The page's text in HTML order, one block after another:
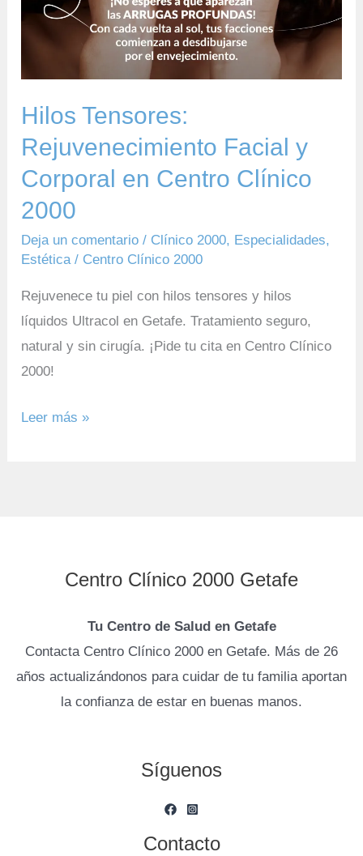
Hilos Tensores:
Rejuvenecimiento Facial y
Corporal en Centro Clínico
2000
Deja un comentario / Clínico 2000, Especialidades,
Estética/ Centro Clínico 2000
Rejuvenece tu piel con hilos tensores y hilos
líquidos Ultracol en Getafe. Tratamiento seguro,
natural y sin cirugía. ¡Pide tu cita en Centro Clínico
2000!
Leer más »
Centro Clínico 2000 Getafe
Tu Centro de Salud en Getafe
Contacta Centro Clínico 2000 en Getafe. Más de 26
años actualizándonos para cuidar de tu familia aportan
la confianza de estar en buenas manos.
Síguenos
Contacto